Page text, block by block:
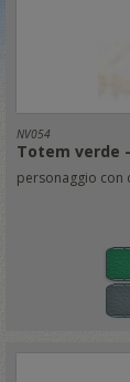
NV054
Totem verde
personaggio con